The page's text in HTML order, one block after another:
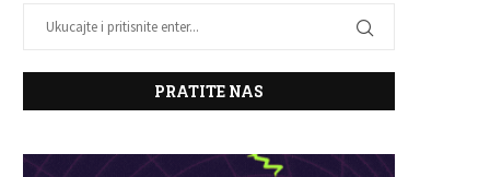
PRATITE NAS